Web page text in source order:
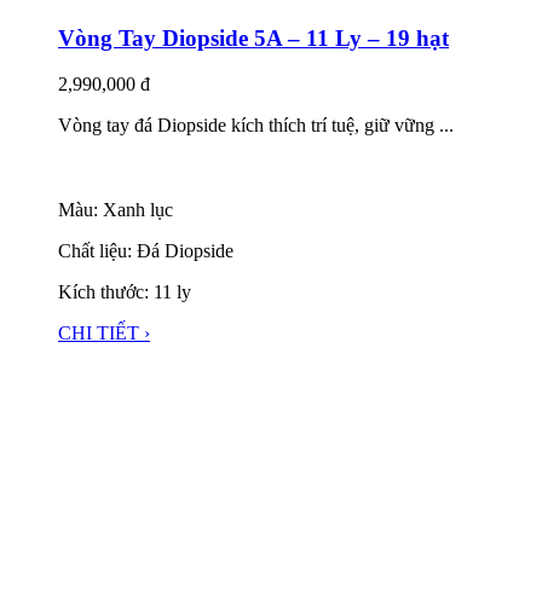
Vòng Tay Diopside 5A – 11 Ly – 19 hạt
2,990,000 đ
Vòng tay đá Diopside kích thích trí tuệ, giữ vững ...
Màu: Xanh lục
Chất liệu: Đá Diopside
Kích thước: 11 ly
CHI TIẾT ›